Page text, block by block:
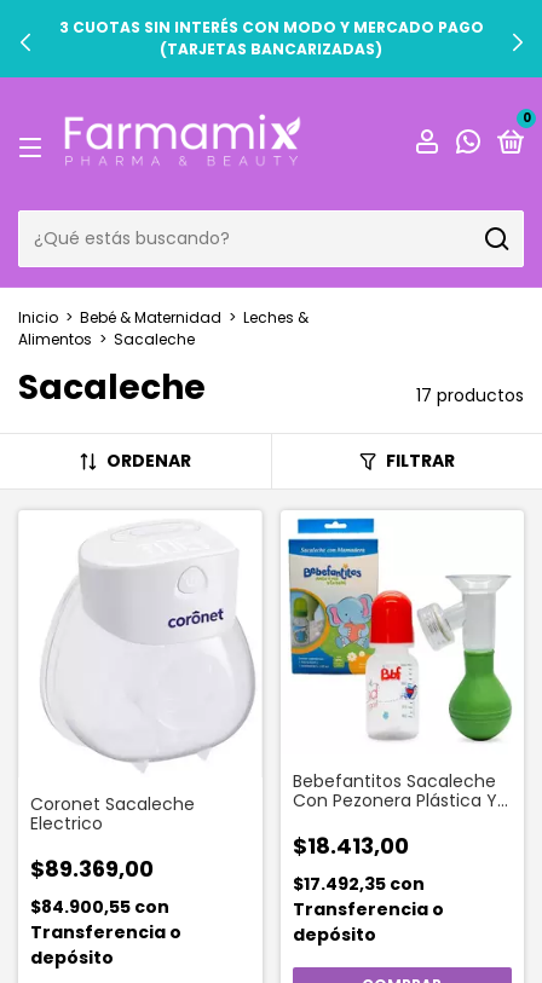
3 CUOTAS SIN INTERÉS CON MODO Y MERCADO PAGO
(TARJETAS BANCARIZADAS)
0
Inicio > Bebé & Maternidad > Leches &
Alimentos > Sacaleche
Sacaleche 17 productos
ORDENAR FILTRAR
Coronet Sacaleche
Electrico
$89.369,00
$84.900,55 con
Transferencia o
depósito
Bebefantitos Sacaleche
Con Pezonera Plástica Y
$18.413,00
$17.492,35 con
Transferencia o
depósito